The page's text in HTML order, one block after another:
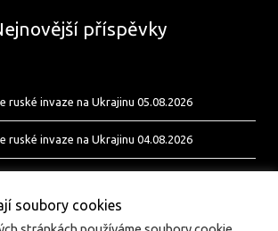
příspěvky
ruské invaze na Ukrajinu 05.08.2026
ruské invaze na Ukrajinu 04.08.2026
soubory cookies